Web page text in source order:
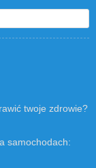
twoje zdrowie?
samochodach: